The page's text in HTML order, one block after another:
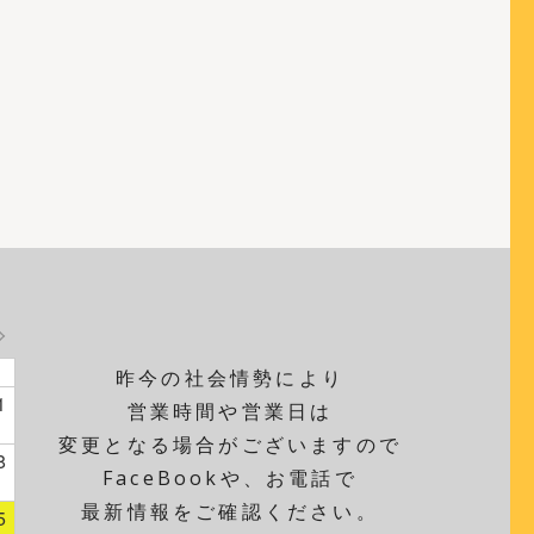
昨今の社会情勢により
営業時間や営業日は
変更となる場合がございますので
FaceBookや、お電話で
最新情報をご確認ください。